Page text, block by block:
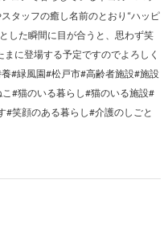
タッフの癒し名前のとおり“ハッピ
した瞬間に目が合うと、思わず笑
に登場する予定ですのでよろしく
#緑風園#松戸市#高齢者施設#施設
#猫のいる暮らし#猫のいる施設#
笑顔のある暮らし#介護のしごと